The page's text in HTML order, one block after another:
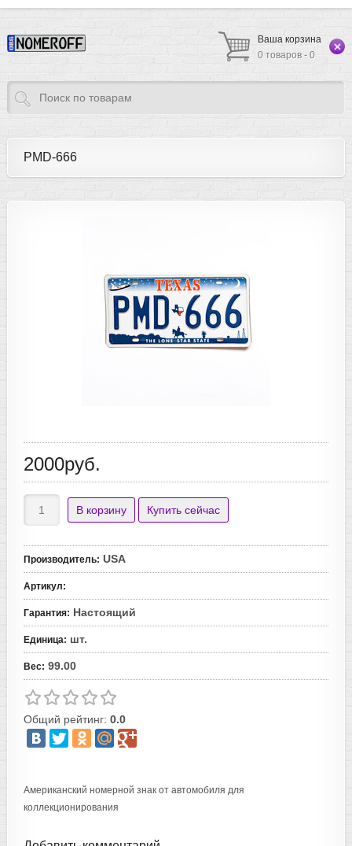
Ваша корзина
0 товаров - 0
PMD-666
2000руб.
Производитель: USA
Артикул:
Гарантия: Настоящий
Единица: шт.
Вес: 99.00
Общий рейтинг: 0.0
Американский номерной знак от автомобиля для
коллекционирования